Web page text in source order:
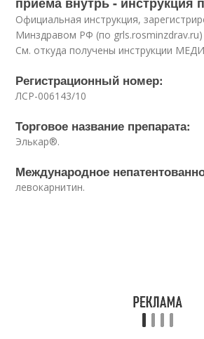
Официальная инструкция,
Минздравом РФ (по grls.rosminzdrav.ru)
См. откуда получены инструкции
Регистрационный номер:
ЛСР-006143/10
Торговое название препарата:
Элькар®.
Международное
левокарнитин.